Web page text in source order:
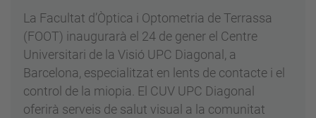
La Facultat d’Òptica i Optometria de Terrassa
(FOOT) inaugurarà el 24 de gener el Centre
Universitari de la Visió UPC Diagonal, a
Barcelona, especialitzat en lents de contacte i el
control de la miopia. El CUV UPC Diagonal
oferirà serveis de salut visual a la comunitat